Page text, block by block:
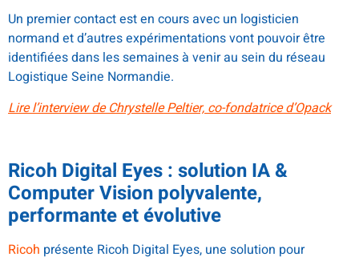
Un premier contact est en cours avec un logisticien
normand et d’autres expérimentations vont pouvoir être
identifiées dans les semaines à venir au sein du réseau
Logistique Seine Normandie.
Lire l’interview de Chrystelle Peltier, co-fondatrice d’Opack
Ricoh Digital Eyes : solution IA &
Computer Vision polyvalente,
performante et évolutive
Ricoh présente Ricoh Digital Eyes, une solution pour